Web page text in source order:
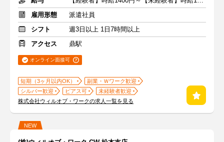
雇用形態
派遣社員
シフト
週3日以上 1日7時間以上
アクセス
鼎駅
オンライン面接可
短期（3ヶ月以内OK）
副業・Ｗワーク歓迎
シルバー歓迎
ピアス可
未経験者歓迎
株式会社ウィルオブ・ワークの求人一覧を見る
NEW